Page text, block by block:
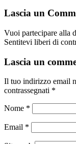
Lascia un
Vuoi partecipare alla
Sentitevi liberi di
Lascia un
Il tuo indirizzo email
contrassegnati *
Nome *
Email *